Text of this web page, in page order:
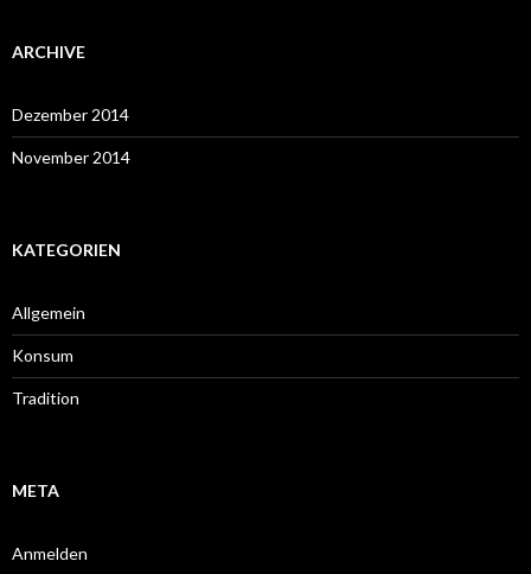
ARCHIVE
Dezember 2014
November 2014
KATEGORIEN
Allgemein
Konsum
Tradition
META
Anmelden